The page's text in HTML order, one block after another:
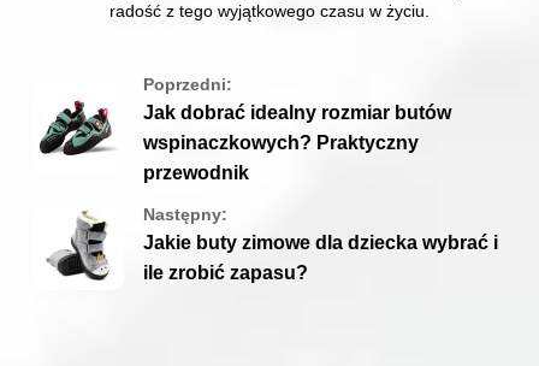
radość z tego wyjątkowego czasu w życiu.
Poprzedni:
Jak dobrać idealny rozmiar butów
wspinaczkowych? Praktyczny
przewodnik
Następny:
Jakie buty zimowe dla dziecka wybrać i
ile zrobić zapasu?